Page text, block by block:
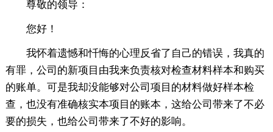
尊敬的领导：
您好！
我怀着遗憾和忏悔的心理反省了自己的错误，我真的
有罪，公司的新项目由我来负责核对检查材料样本和购买
的账单。可是我却没能够对公司项目的材料做好样本检
查，也没有准确核实本项目的账本，这给公司带来了不必
要的损失，也给公司带来了不好的影响。